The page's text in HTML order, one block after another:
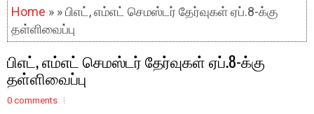
Home » » பிஎட், எம்எட் செமஸ்டர் தேர்வுகள் ஏப்.8-க்கு
தள்ளிவைப்பு
பிஎட், எம்எட் செமஸ்டர் தேர்வுகள் ஏப்.8-க்கு
தள்ளிவைப்பு
0 comments